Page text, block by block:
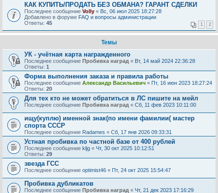
КАК КУПИТЬ/ПРОДАТЬ БЕЗ ОБМАНА? ГАРАНТ СДЕЛКИ
Последнее сообщение Volly « Вс, 06 июл 2025 18:27:28
Добавлено в форуме FAQ и вопросы администрации
Ответы: 45 1 2
Темы
УК - учётная карта награжденного
Последнее сообщение Пробивка наград « Вт, 14 май 2024 22:36:28
Ответы: 1
Форма выполнения заказа и правила работы
Последнее сообщение Александр Васильевич « Пт, 16 июн 2023 18:27:24
Ответы: 20
Для тех кто не может обратиться в ЛС пишите на мейл
Последнее сообщение Пробивка наград « Сб, 11 фев 2023 10:11:00
ищу(куплю) именной знак(по имени фамилии( мастер
спорта СССР
Последнее сообщение Radames « Сб, 17 янв 2026 09:33:31
Устная пробивка по частной базе от 400 рублей
Последнее сообщение kljg « Чт, 30 окт 2025 10:12:51
Ответы: 29
звезда ГСС
Последнее сообщение optimist46 « Пт, 24 окт 2025 15:54:47
Пробивка дубликатов
Последнее сообщение Пробивка наград « Чт, 21 дек 2023 17:16:29